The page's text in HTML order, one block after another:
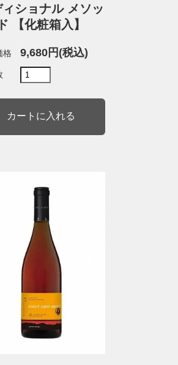
ィショナル メソッ
ド 【化粧箱入】
格 9,680円(税込)